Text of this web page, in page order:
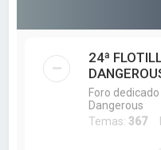
24ª
Foro
Dangerous
Temas: 367